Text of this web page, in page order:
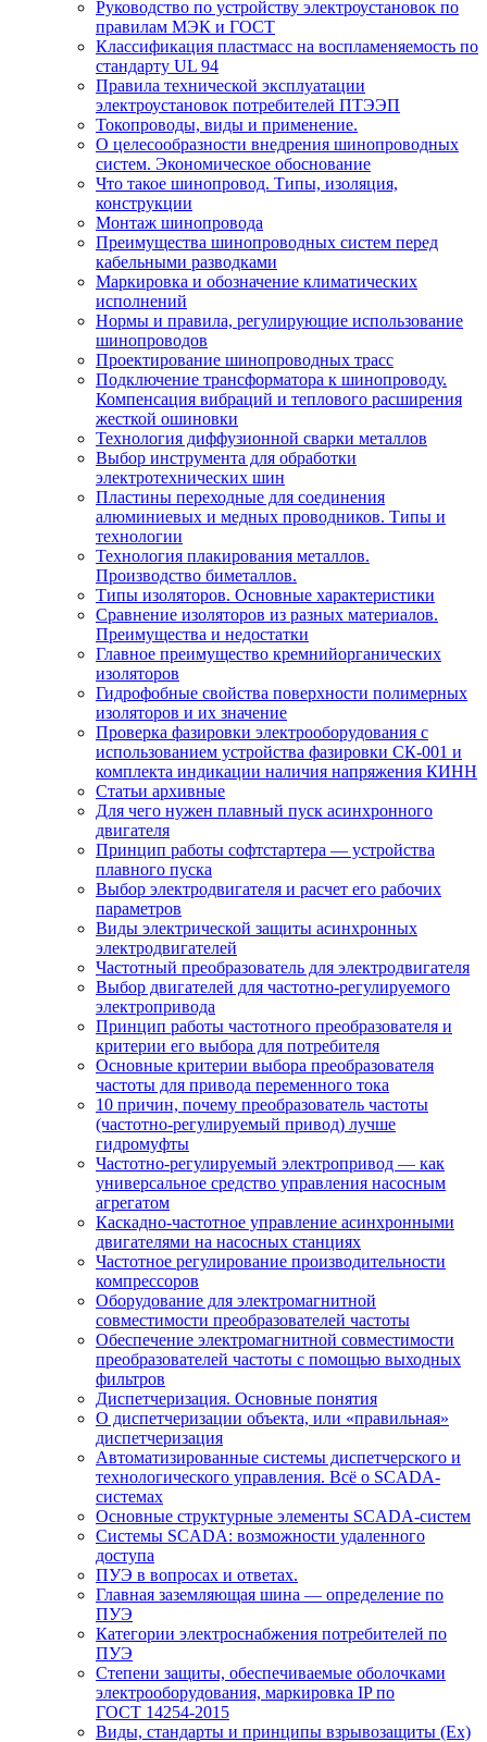
Руководство по устройству электроустановок по
правилам МЭК и ГОСТ
Классификация пластмасс на воспламеняемость по
стандарту UL 94
Правила технической эксплуатации
электроустановок потребителей ПТЭЭП
Токопроводы, виды и применение.
О целесообразности внедрения шинопроводных
систем. Экономическое обоснование
Что такое шинопровод. Типы, изоляция,
конструкции
Монтаж шинопровода
Преимущества шинопроводных систем перед
кабельными разводками
Маркировка и обозначение климатических
исполнений
Нормы и правила, регулирующие использование
шинопроводов
Проектирование шинопроводных трасс
Подключение трансформатора к шинопроводу.
Компенсация вибраций и теплового расширения
жесткой ошиновки
Технология диффузионной сварки металлов
Выбор инструмента для обработки
электротехнических шин
Пластины переходные для соединения
алюминиевых и медных проводников. Типы и
технологии
Технология плакирования металлов.
Производство биметаллов.
Типы изоляторов. Основные характеристики
Сравнение изоляторов из разных материалов.
Преимущества и недостатки
Главное преимущество кремнийорганических
изоляторов
Гидрофобные свойства поверхности поли мерных
изоляторов и их значение
Проверка фазировки электрооборудования с
использованием устройства фазировки СК-001 и
комплекта индикации наличия напряжения КИНН
Статьи архивные
Для чего нужен плавный пуск асинхронного
двигателя
Принцип работы софтстартера — устройства
плавного пуска
Выбор электродвигателя и расчет его рабочих
параметров
Виды электрической защиты асинхронных
электродвигателей
Частотный преобразователь для электродвигателя
Выбор двигателей для частотно-регулируемого
электропривода
Принцип работы частотного преобразователя и
критерии его выбора для потребителя
Основные критерии выбора преобразователя
частоты для привода переменного тока
10 причин, почему преобразователь частоты
(частотно-регулируемый привод) лучше
гидромуфты
Частотно-регулируемый электропривод — как
универсальное средство управления насосным
агрегатом
Каскадно-частотное управление асинхронными
двигателями на насосных станциях
Частотное регулирование производительности
компрессоров
Оборудование для электромагнитной
совместимости преобразователей частоты
Обеспечение электромагнитной совместимости
преобразователей частоты с помощью выходных
фильтров
Диспетчеризация. Основные понятия
О диспетчеризации объекта, или «правильная»
диспетчеризация
Автоматизированные системы диспетчерского и
технологического управления. Всё о SCADA-
системах
Основные структурные элементы SCADA-систем
Системы SCADA: возможности удаленного
доступа
ПУЭ в вопросах и ответах.
Главная заземляющая шина — определение по
ПУЭ
Категории электроснабжения потребителей по
ПУЭ
Степени защиты, обеспечиваемые оболочками
электрооборудования, маркировка IP по
ГОСТ 14254-2015
Виды, стандарты и принципы взрывозащиты (Ex)